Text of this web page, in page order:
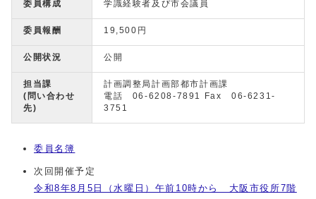
委員構成 学識経験者及び市会議員
委員報酬 19,500円
公開状況 公開
担当課
(問い合わせ
先)
計画調整局計画部都市計画課
電話 06-6208-7891 Fax 06-6231-
3751
委員名簿
次回開催予定
令和8年8月5日（水曜日）午前10時から 大阪市役所7階